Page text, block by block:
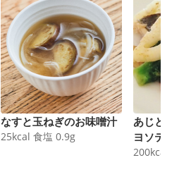
なすと玉ねぎのお味噌汁
25kcal 食塩 0.9g
あじと
ヨソテ
200kcal